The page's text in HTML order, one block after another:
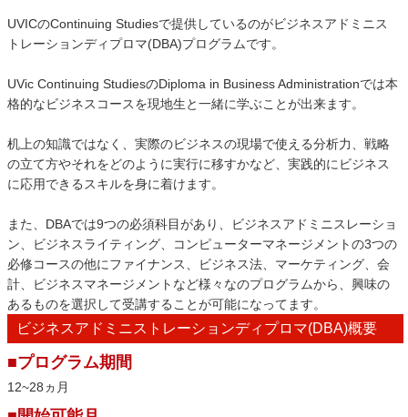
UVICのContinuing Studiesで提供しているのがビジネスアドミニス
トレーションディプロマ(DBA)プログラムです。
UVic Continuing StudiesのDiploma in Business Administrationでは本
格的なビジネスコースを現地生と一緒に学ぶことが出来ます。
机上の知識ではなく、実際のビジネスの現場で使える分析力、戦略
の立て方やそれをどのように実行に移すかなど、実践的にビジネス
に応用できるスキルを身に着けます。
また、DBAでは9つの必須科目があり、ビジネスアドミニスレーショ
ン、ビジネスライティング、コンピューターマネージメントの3つの
必修コースの他にファイナンス、ビジネス法、マーケティング、会
計、ビジネスマネージメントなど様々なのプログラムから、興味の
あるものを選択して受講することが可能になってます。
ビジネスアドミニストレーションディプロマ(DBA)概要
■プログラム期間
12~28ヵ月